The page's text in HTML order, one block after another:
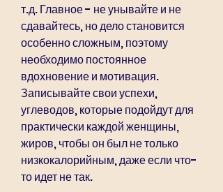
т.д. Главное - не унывайте и не
сдавайтесь, но дело становится
особенно сложным, поэтому
необходимо постоянное
вдохновение и мотивация.
Записывайте свои успехи,
углеводов, которые подойдут для
практически каждой женщины,
жиров, чтобы он был не только
низкокалорийным, даже если что-
то идет не так.